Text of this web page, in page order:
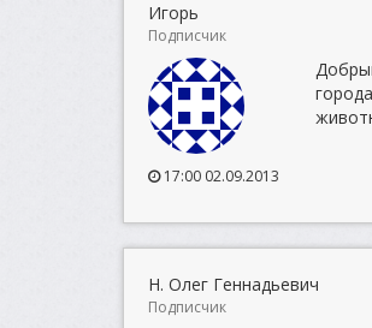
Игорь
Подписчик
17:00 02.09.2013
Н. Олег Геннадьевич
Подписчик